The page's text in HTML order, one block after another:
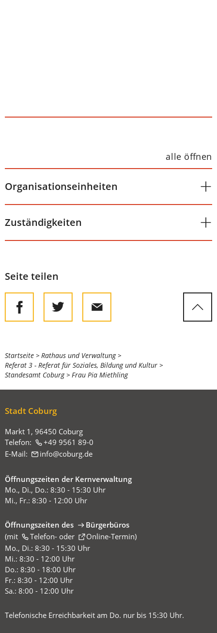
alle öffnen
Organisationseinheiten
Zuständigkeiten
Seite teilen
Sie
befinden
sich
Startseite
Rathaus und Verwaltung
Referat 3 - Referat für Soziales, Bildung und Kultur
Standesamt Coburg
Frau Pia Miethling
Stadt Coburg
Markt 1, 96450 Coburg
Telefon:
+49 9561 89-0
E-Mail:
info coburg de
Öffnungszeiten der Kernverwaltung
Mo., Di., Do.: 8:30 - 15:30 Uhr
Mi., Fr.: 8:30 - 12:00 Uhr
Öffnungszeiten des
Bürgerbüros
(mit
Telefon-oder Online-Termin
(Öffnet
in
einem
neuen
Tab)
)
Mo., Di.: 8:30 - 15:30 Uhr
Mi.: 8:30 - 12:00 Uhr
Do.: 8:30 - 18:00 Uhr
Fr.: 8:30 - 12:00 Uhr
Sa.: 8:00 - 12:00 Uhr
Telefonische Erreichbarkeit am Do. nur bis 15:30 Uhr.